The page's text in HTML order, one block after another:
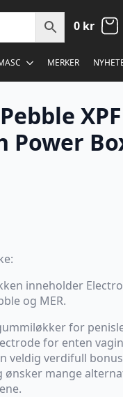
0 kr
MERKER
Power
inneholder
og MER.
for
for enten
veldig verdifull
mange